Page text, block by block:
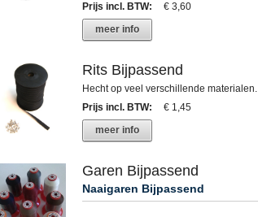
Prijs incl. BTW:
€ 3,60
meer info
Rits Bijpassend
Hecht op veel verschillende materialen.
Prijs incl. BTW:
€ 1,45
meer info
Garen Bijpassend
Naaigaren Bijpassend